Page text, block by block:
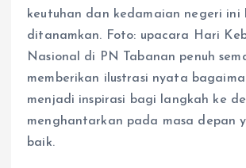
keutuhan dan kedamaian negeri ini
ditanamkan. Foto: upacara Hari
Nasional di PN Tabanan penuh
memberikan ilustrasi nyata
menjadi inspirasi bagi langkah ke
menghantarkan pada masa depan
baik.